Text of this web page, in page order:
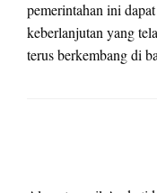
pemerintahan ini
keberlanjutan yang
terus berkembang di